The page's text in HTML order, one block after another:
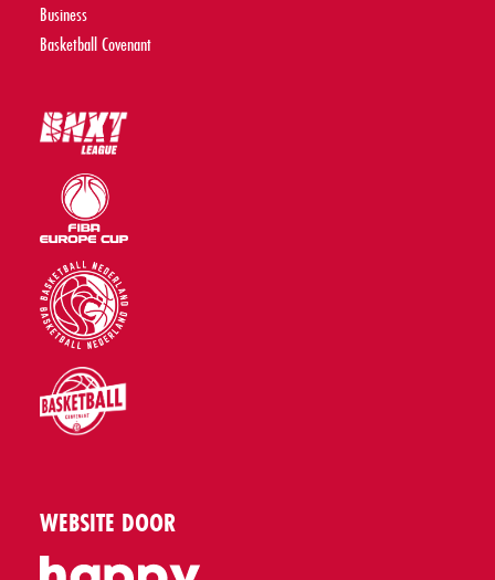
Business
Basketball Covenant
WEBSITE DOOR